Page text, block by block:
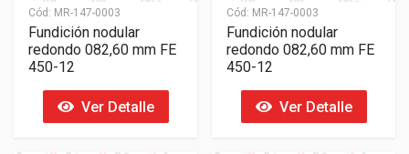
Cód: MR-147-0003
Fundición nodular
redondo 082,60 mm FE
450-12
Ver Detalle
Cód: MR-147-0003
Fundición nodular
redondo 082,60 mm FE
450-12
Ver Detalle